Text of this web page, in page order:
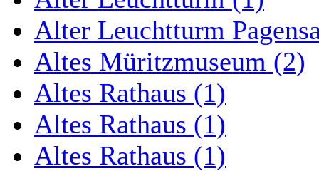
Alter Leuchtturm
Altes Müritzmuseum (2)
Altes Rathaus (1)
Altes Rathaus (1)
Altes Rathaus (1)